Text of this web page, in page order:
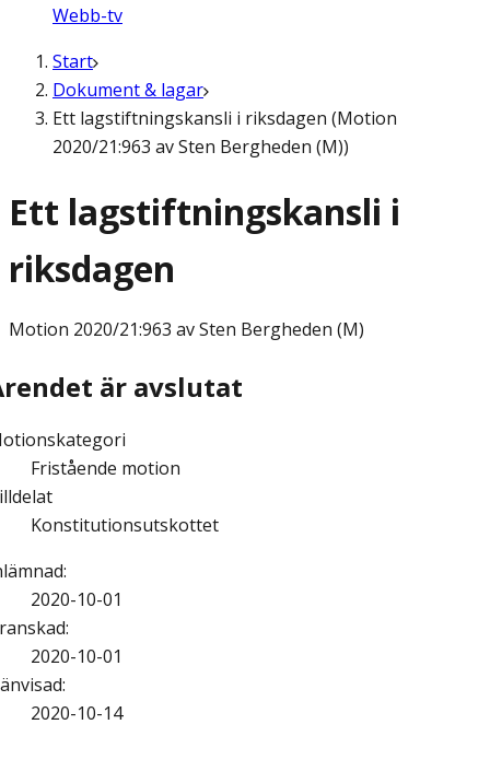
Webb-tv
Start
Dokument & lagar
Ett lagstiftningskansli i riksdagen (Motion
2020/21:963 av Sten Bergheden (M))
Ett lagstiftningskansli i
riksdagen
Motion 2020/21:963 av Sten Bergheden (M)
är avslutat
Fristående motion
Konstitutionsutskottet
:
2020-10-01
:
2020-10-01
:
2020-10-14